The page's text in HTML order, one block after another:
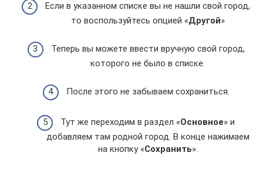
Если в указанном списке вы не нашли свой город,
то воспользуйтесь опцией «Другой»
Теперь вы можете ввести вручную свой город,
которого не было в списке.
После этого не забываем сохраниться.
Тут же переходим в раздел «Основное» и
добавляем там родной город. В конце нажимаем
на кнопку «Сохранить».